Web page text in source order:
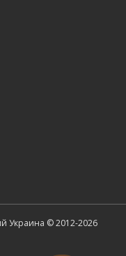
Украина © 2012-2026